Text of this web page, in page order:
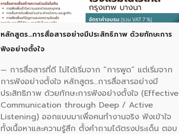
หลักสูตร…การสื่อสารอย่างมีประสิทธิภาพ ด้วยทักษะการ
ฟังอย่างตั้งใจ
— การสื่อสารที่ดี ไม่ได้เริ่มจาก “การพูด” แต่เริ่มจาก
การฟังอย่างตั้งใจ หลักสูตร…การสื่อสารอย่างมี
ประสิทธิภาพ ด้วยทักษะการฟังอย่างตั้งใจ (Effective
Communication through Deep / Active
Listening) ออกแบบมาเพื่อคนทำงานจริง ฟังเข้าใจ
ทั้งเนื้อหาและความรู้สึก ตั้งคำถามได้ตรงประเด็น ตอบ